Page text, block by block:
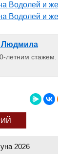
Водолей и
Водолей и
Людмила
летним стажем.
2026